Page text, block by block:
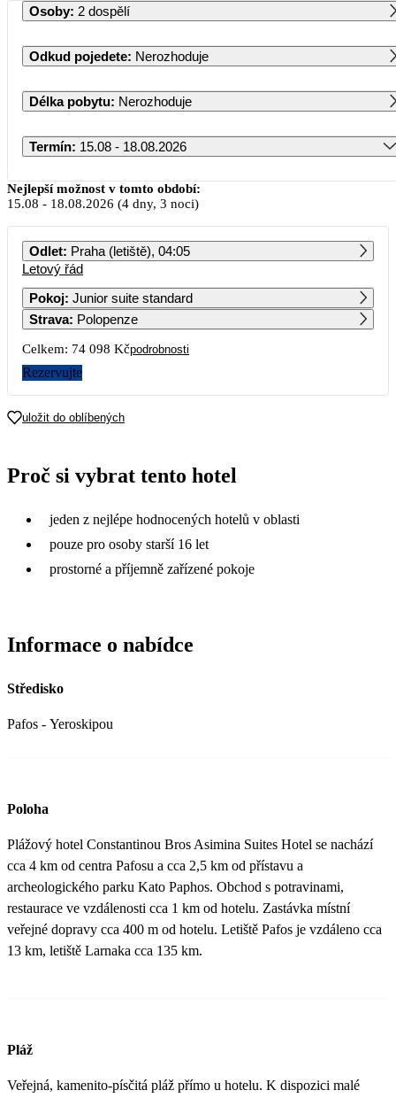
Osoby: 2 dospělí
Odkud pojedete: Nerozhoduje
Délka pobytu: Nerozhoduje
Termín: 15.08 - 18.08.2026
Srpen 2026
PO ÚT ST ČT PÁ SO NE
3 4
10
17
37 449
18
45 869
37 449 45 869 49 649 40 429
38 999
Nejlepší možnost v tomto období:
15.08 - 18.08.2026 (4 dny, 3 noci)
Odlet: Praha (letiště), 04:05
Letový řád
Pokoj: Junior suite standard
Strava: Polopenze
Celkem: 74 098 Kčpodrobnosti
Rezervujte
uložit do oblíbených
Proč si vybrat tento hotel
jeden z nejlépe hodnocených hotelů v oblasti
pouze pro osoby starší 16 let
prostorné a příjemně zařízené pokoje
Informace o nabídce
Středisko
Pafos - Yeroskipou
Poloha
Plážový hotel Constantinou Bros Asimina Suites Hotel se nachází
cca 4 km od centra Pafosu a cca 2,5 km od přístavu a
archeologického parku Kato Paphos. Obchod s potravinami,
restaurace ve vzdálenosti cca 1 km od hotelu. Zastávka místní
veřejné dopravy cca 400 m od hotelu. Letiště Pafos je vzdáleno cca
13 km, letiště Larnaka cca 135 km.
Pláž
Veřejná, kamenito-písčitá pláž přímo u hotelu. K dispozici malé